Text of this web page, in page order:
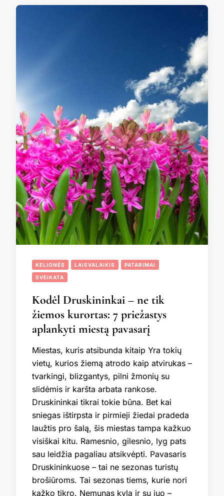
KELIONĖS LAISVALAIKIS PATARIMAI
SVEIKATA
Kodėl Druskininkai – ne tik
žiemos kurortas: 7 priežastys
aplankyti miestą pavasarį
Miestas, kuris atsibunda kitaip Yra tokių
vietų, kurios žiemą atrodo kaip atvirukas –
tvarkingi, blizgantys, pilni žmonių su
slidėmis ir karšta arbata rankose.
Druskininkai tikrai tokie būna. Bet kai
sniegas ištirpsta ir pirmieji žiedai pradeda
laužtis pro šalą, šis miestas tampa kažkuo
visiškai kitu. Ramesnio, gilesnio, lyg pats
sau leidžia pagaliau atsikvėpti. Pavasaris
Druskininkuose – tai ne sezonas turistų
brošiūroms. Tai sezonas tiems, kurie nori
kažko tikro. Nemunas kyla ir su juo –